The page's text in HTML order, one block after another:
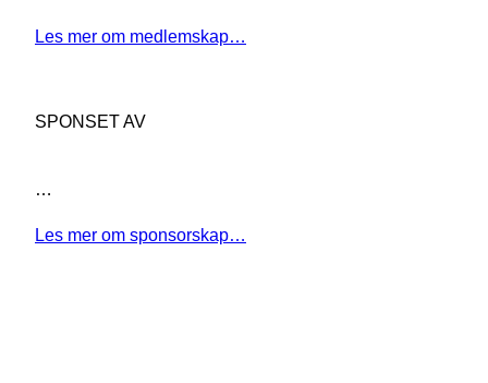
Les mer om medlemskap…
SPONSET AV
…
Les mer om sponsorskap…